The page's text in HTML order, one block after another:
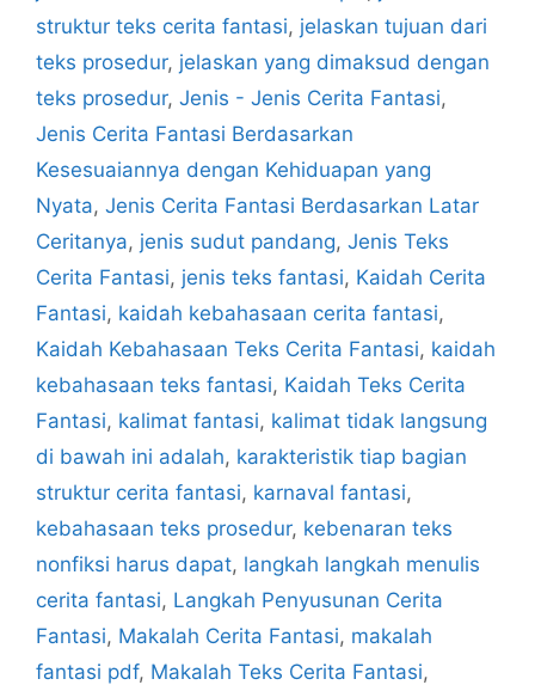
struktur teks cerita fantasi, jelaskan tujuan dari
teks prosedur, jelaskan yang dimaksud dengan
teks prosedur, Jenis - Jenis Cerita Fantasi,
Jenis Cerita Fantasi Berdasarkan
Kesesuaiannya dengan Kehiduapan yang
Nyata, Jenis Cerita Fantasi Berdasarkan Latar
Ceritanya, jenis sudut pandang, Jenis Teks
Cerita Fantasi, jenis teks fantasi, Kaidah Cerita
Fantasi, kaidah kebahasaan cerita fantasi,
Kaidah Kebahasaan Teks Cerita Fantasi, kaidah
kebahasaan teks fantasi, Kaidah Teks Cerita
Fantasi, kalimat fantasi, kalimat tidak langsung
di bawah ini adalah, karakteristik tiap bagian
struktur cerita fantasi, karnaval fantasi,
kebahasaan teks prosedur, kebenaran teks
nonfiksi harus dapat, langkah langkah menulis
cerita fantasi, Langkah Penyusunan Cerita
Fantasi, Makalah Cerita Fantasi, makalah
fantasi pdf, Makalah Teks Cerita Fantasi,